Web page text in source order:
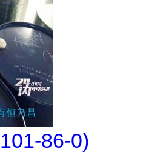
86-0)